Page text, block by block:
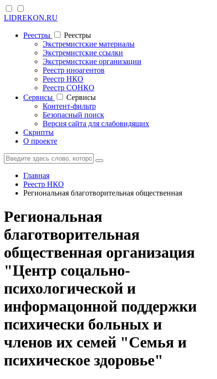
LIDREKON.RU
Реестры
Реестры
Экстремистские материалы
Экстремистские ссылки
Экстремистские организации
Реестр иноагентов
Реестр НКО
Реестр СОНКО
Cервисы
Cервисы
Контент-фильтр
Безопасный поиск
Версия сайта для слабовидящих
Скрипты
О проекте
Главная
Реестр НКО
Региональная благотворительная общественная
Региональная
благотворительная
общественная организация
"Центр соцально-
психологической и
информацонной поддержки
психически больных и
членов их семей "Семья и
психическое здоровье"